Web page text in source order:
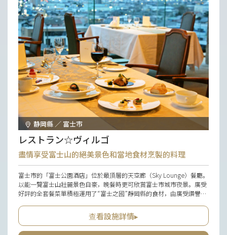
静岡縣 ／ 富士市
レストラン☆ヴィルゴ
盡情享受富士山的絕美景色和當地食材烹製的料理
富士市的「富士公園酒店」位於最頂層的天空廊（Sky Lounge）餐廳。
以能一覽富士山壯麗景色自豪，晚餐時更可欣賞富士市城市夜景。廣受
好評的全套餐菜單積極運用了“富士之國”靜岡縣的食材，由廣受讚譽的
水產業和飲食文化作出了貢獻。空間裡設有一架大鋼琴，彌漫著優雅高
貴的氛圍，氣氛十足，非常適合和重要的人一起共度生日或紀念日等重
要時刻。
查看設施詳情▸